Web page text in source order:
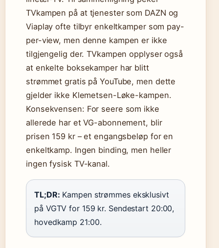
TVkampen på at tjenester som DAZN og
Viaplay ofte tilbyr enkeltkamper som pay-
per-view, men denne kampen er ikke
tilgjengelig der. TVkampen opplyser også
at enkelte boksekamper har blitt
strømmet gratis på YouTube, men dette
gjelder ikke Klemetsen-Løke-kampen.
Konsekvensen: For seere som ikke
allerede har et VG-abonnement, blir
prisen 159 kr – et engangsbeløp for en
enkeltkamp. Ingen binding, men heller
ingen fysisk TV-kanal.
TL;DR: Kampen strømmes eksklusivt
på VGTV for 159 kr. Sendestart 20:00,
hovedkamp 21:00.